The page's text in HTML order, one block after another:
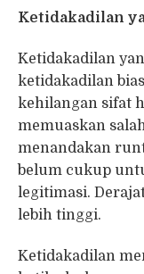
Ketidakadilan
Ketidakadilan
ketidakadilan
kehilangan sifat
memuaskan
menandakan
belum cukup
legitimasi.
lebih tinggi.
Ketidakadilan